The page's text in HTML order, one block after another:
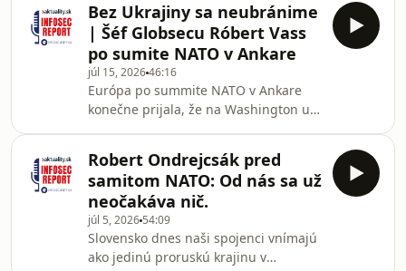
Bez Ukrajiny sa neubránime
| Šéf Globsecu Róbert Vass
po sumite NATO v Ankare
júl 15, 202646:16
Európa po summite NATO v Ankare
konečne prijala, že na Washington už
priemysle a politickej vôli. Rusko bude
čoraz agresívnejšie testovať naše
slabiny, no väčšina kritickej
infraštruktúry zostáva v súkromných
rukách bez dostatočnej koordinácie so
štátom. Ukrajina sa z prijímateľa
Robert Ondrejcsák pred
samitom NATO: Od nás sa už
neočakáva nič.
júl 5, 2026 54:09
Slovensko dnes naši spojenci vnímajú
ako jedinú proruskú krajinu v